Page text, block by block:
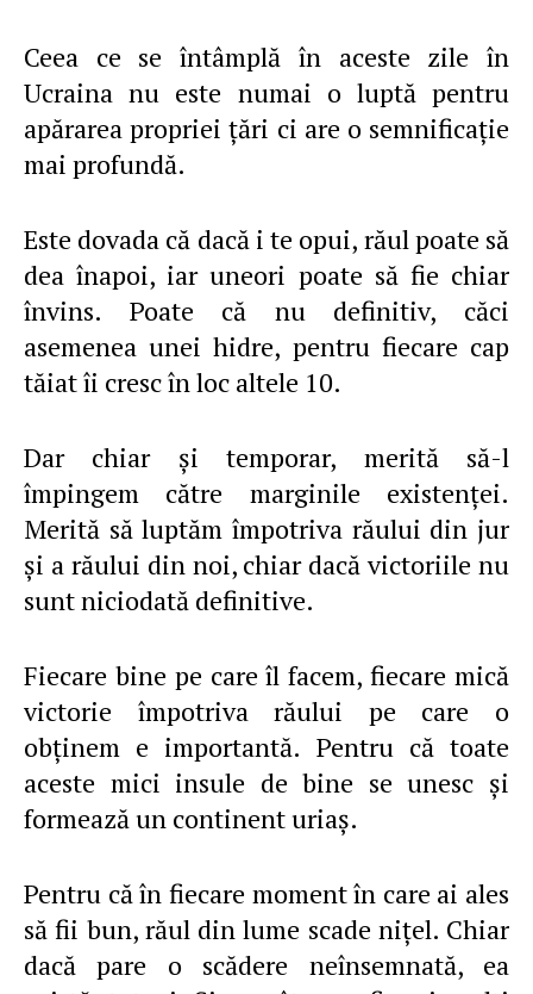
Ceea ce se întâmplă în aceste zile în
Ucraina nu este numai o luptă pentru
apărarea propriei ţări ci are o semnificaţie
mai profundă.
Este dovada că dacă i te opui, răul poate să
dea înapoi, iar uneori poate să fie chiar
învins. Poate că nu definitiv, căci
asemenea unei hidre, pentru fiecare cap
tăiat îi cresc în loc altele 10.
Dar chiar şi temporar, merită să-l
împingem către marginile existenţei.
Merită să luptăm împotriva răului din jur
şi a răului din noi, chiar dacă victoriile nu
sunt niciodată definitive.
Fiecare bine pe care îl facem, fiecare mică
victorie împotriva răului pe care o
obţinem e importantă. Pentru că toate
aceste mici insule de bine se unesc şi
formează un continent uriaş.
Pentru că în fiecare moment în care ai ales
să fii bun, răul din lume scade niţel. Chiar
dacă pare o scădere neînsemnată, ea